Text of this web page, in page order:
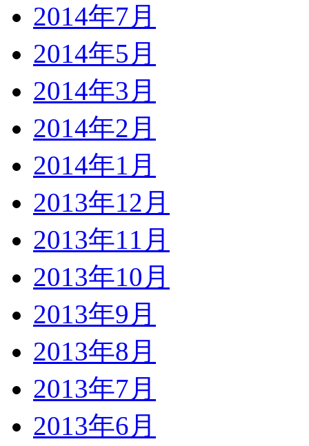
2014年7月
2014年5月
2014年3月
2014年2月
2014年1月
2013年12月
2013年11月
2013年10月
2013年9月
2013年8月
2013年7月
2013年6月